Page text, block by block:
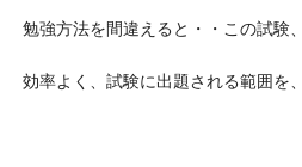
勉強方法を間違えると・・この試験
効率よく、試験に出題される範囲を